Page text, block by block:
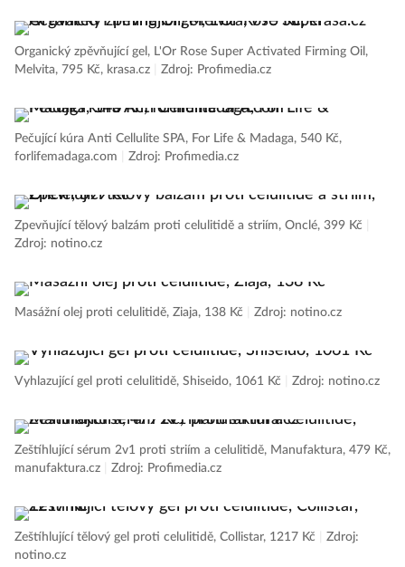
Organický zpěvňující gel, L'Or Rose Super Activated Firming Oil,
Melvita, 795 Kč, krasa.cz
Zdroj: Profimedia.cz
Pečující kúra Anti Cellulite SPA, For Life & Madaga, 540 Kč,
forlifemadaga.com
Zdroj: Profimedia.cz
Zpevňující tělový balzám proti celulitidě a striím, Onclé, 399 Kč
Zdroj: notino.cz
Masážní olej proti celulitidě, Ziaja, 138 Kč Zdroj: notino.cz
Vyhlazující gel proti celulitidě, Shiseido, 1061 Kč Zdroj: notino.cz
Zeštíhlující sérum 2v1 proti striím a celulitidě, Manufaktura, 479 Kč,
manufaktura.cz
Zdroj: Profimedia.cz
Zeštíhlující tělový gel proti celulitidě, Collistar, 1217 Kč
Zdroj:
notino.cz